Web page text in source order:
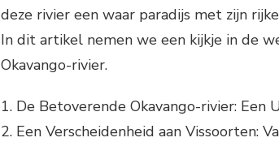
deze rivier een waar paradijs met zijn
In dit artikel nemen we een kijkje in de
Okavango-rivier.
1. De Betoverende Okavango-rivier: Een
2. Een Verscheidenheid aan Vissoorten: